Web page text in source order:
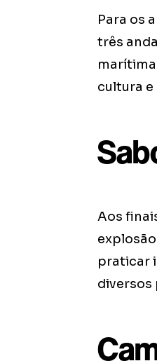
Para os
três
cultura
Aos
praticar
diversos